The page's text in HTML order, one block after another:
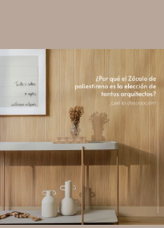
Los Zócalos de poliestireno ganaron
protagonismo en la arquitectura
combinan estética, practicidad y
desempeño en un solo producto.
...